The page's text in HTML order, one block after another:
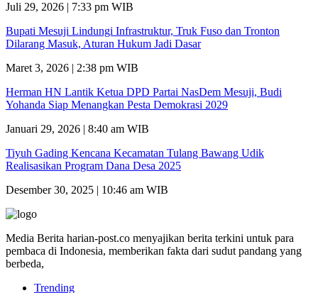
Juli 29, 2026 | 7:33 pm WIB
Bupati Mesuji Lindungi Infrastruktur, Truk Fuso dan Tronton
Dilarang Masuk, Aturan Hukum Jadi Dasar
Maret 3, 2026 | 2:38 pm WIB
Herman HN Lantik Ketua DPD Partai NasDem Mesuji, Budi
Yohanda Siap Menangkan Pesta Demokrasi 2029
Januari 29, 2026 | 8:40 am WIB
Tiyuh Gading Kencana Kecamatan Tulang Bawang Udik
Realisasikan Program Dana Desa 2025
Desember 30, 2025 | 10:46 am WIB
Media Berita harian-post.co menyajikan berita terkini untuk para
pembaca di Indonesia, memberikan fakta dari sudut pandang yang
berbeda,
Trending